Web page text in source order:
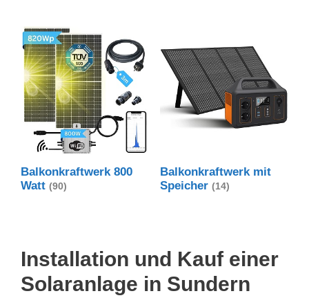
Balkonkraftwerk 800
Watt (90)
Balkonkraftwerk mit
Speicher (14)
Installation und Kauf einer
Solaranlage in Sundern